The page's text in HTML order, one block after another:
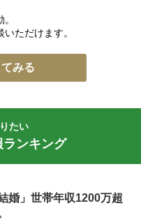
ただけます。
みる
たい
ンキング
婚」世帯年収1200万超